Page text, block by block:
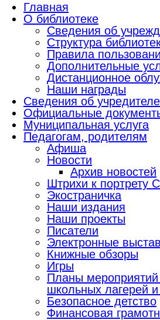
Главная
О библиотеке
Сведения об
Структура
Правила
Дополнительные
Дистанционное
Наши награды
Сведения об учредителе
Официальные
Муниципальная услуга
Педагогам, родителям
Афиша
Новости
Архив новостей
Штрихи к портрету
Экостраничка
Наши издания
Наши проекты
Писатели
Электронные
Книжные обзоры
Игры
Планы
школьных лагерей и
Безопасное детство
Финансовая